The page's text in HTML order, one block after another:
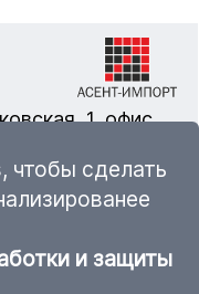
1, офис
сделать
и защиты